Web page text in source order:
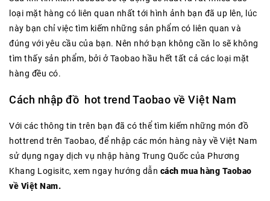
loại mặt hàng có liên quan nhất tới hình ảnh bạn đã up lên, lúc
này bạn chỉ việc tìm kiếm những sản phẩm có liên quan và
đúng với yêu cầu của bạn. Nên nhớ bạn không cần lo sẽ không
tìm thấy sản phẩm, bởi ở Taobao hầu hết tất cả các loại mặt
hàng đều có.
Cách nhập đồ hot trend Taobao về Việt Nam
Với các thông tin trên bạn đã có thể tìm kiếm những món đồ
hottrend trên Taobao, để nhập các món hàng này về Việt Nam
sử dụng ngay dịch vụ nhập hàng Trung Quốc của Phương
Khang Logisitc, xem ngay hướng dẫn cách mua hàng Taobao
về Việt Nam.